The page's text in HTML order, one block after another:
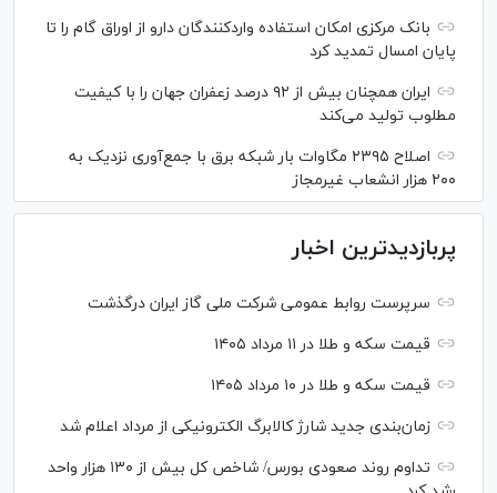
بانک مرکزی امکان استفاده واردکنندگان دارو از اوراق گام را تا
پایان امسال تمدید کرد
ایران همچنان بیش از ۹۲ درصد زعفران جهان را با کیفیت
مطلوب تولید می‌کند
اصلاح ۲۳۹۵ مگاوات بار شبکه برق با جمع‌آوری نزدیک به
۲۰۰ هزار انشعاب غیرمجاز
پربازدیدترین اخبار
سرپرست روابط عمومی شرکت ملی گاز ایران درگذشت
قیمت سکه و طلا در ۱۱ مرداد ۱۴۰۵
قیمت سکه و طلا در ۱۰ مرداد ۱۴۰۵
زمان‌بندی جدید شارژ کالابرگ الکترونیکی از مرداد اعلام شد
تداوم روند صعودی بورس/ شاخص کل بیش از ۱۳۰ هزار واحد